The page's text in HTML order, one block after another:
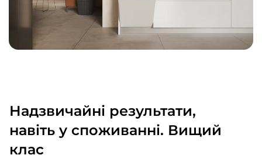
Надзвичайні результати,
навіть у споживанні. Вищий
клас